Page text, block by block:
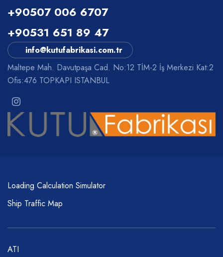
+90507 006 6707
+90531 651 89 47
info@kutufabrikasi.com.tr
Maltepe Mah. Davutpaşa Cad. No:12 TİM-2 İş Merkezi Kat:2
Ofis:476 TOPKAPI ISTANBUL
Loading Calculation Simulator
Ship Traffic Map
ATI